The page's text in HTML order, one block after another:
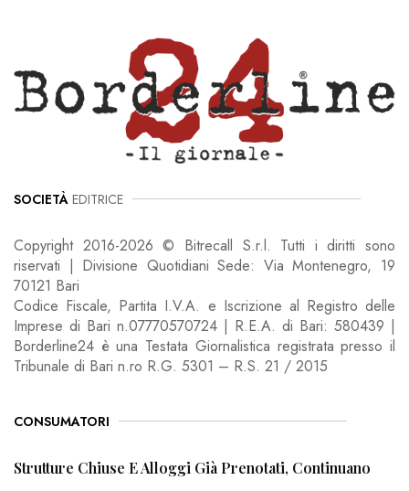
SOCIETÀ EDITRICE
Copyright 2016-2026 © Bitrecall S.r.l. Tutti i diritti sono
riservati | Divisione Quotidiani Sede: Via Montenegro, 19
70121 Bari
Codice Fiscale, Partita I.V.A. e Iscrizione al Registro delle
Imprese di Bari n.07770570724 | R.E.A. di Bari: 580439 |
Borderline24 è una Testata Giornalistica registrata presso il
Tribunale di Bari n.ro R.G. 5301 – R.S. 21 / 2015
CONSUMATORI
Strutture Chiuse E Alloggi Già Prenotati, Continuano